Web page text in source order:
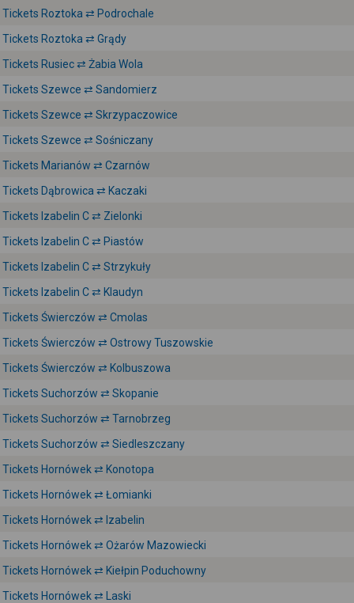
Tickets Roztoka ⇄ Podrochale
Tickets Roztoka ⇄ Grądy
Tickets Rusiec ⇄ Żabia Wola
Tickets Szewce ⇄ Sandomierz
Tickets Szewce ⇄ Skrzypaczowice
Tickets Szewce ⇄ Sośniczany
Tickets Marianów ⇄ Czarnów
Tickets Dąbrowica ⇄ Kaczaki
Tickets Izabelin C ⇄ Zielonki
Tickets Izabelin C ⇄ Piastów
Tickets Izabelin C ⇄ Strzykuły
Tickets Izabelin C ⇄ Klaudyn
Tickets Świerczów ⇄ Cmolas
Tickets Świerczów ⇄ Ostrowy Tuszowskie
Tickets Świerczów ⇄ Kolbuszowa
Tickets Suchorzów ⇄ Skopanie
Tickets Suchorzów ⇄ Tarnobrzeg
Tickets Suchorzów ⇄ Siedleszczany
Tickets Hornówek ⇄ Konotopa
Tickets Hornówek ⇄ Łomianki
Tickets Hornówek ⇄ Izabelin
Tickets Hornówek ⇄ Ożarów Mazowiecki
Tickets Hornówek ⇄ Kiełpin Poduchowny
Tickets Hornówek ⇄ Laski